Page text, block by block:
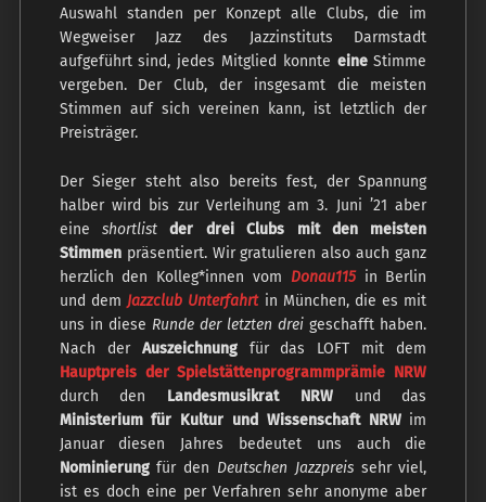
Auswahl standen per Konzept alle Clubs, die im
Wegweiser Jazz des Jazzinstituts Darmstadt
aufgeführt sind, jedes Mitglied konnte eineStimme
vergeben. Der Club, der insgesamt die meisten
Stimmen auf sich vereinen kann, ist letztlich der
Preisträger.
Der Sieger steht also bereits fest, der Spannung
halber wird bis zur Verleihung am 3. Juni ’21 aber
eineshortlistder drei Clubs mit den meisten
Stimmenpräsentiert. Wir gratulieren also auch ganz
herzlich den Kolleg*innen vom Donau115 in Berlin
und dem Jazzclub Unterfahrt in München, die es mit
uns in diese Runde der letzten drei geschafft haben.
Nach der Auszeichnungfür das LOFT mit dem
Hauptpreis der Spielstättenprogrammprämie NRW
durch den Landesmusikrat NRWund das
Ministerium für Kultur und Wissenschaft NRWim
Januar diesen Jahres bedeutet uns auch die
Nominierungfür den Deutschen Jazzpreissehr viel,
ist es doch eine per Verfahren sehr anonyme aber